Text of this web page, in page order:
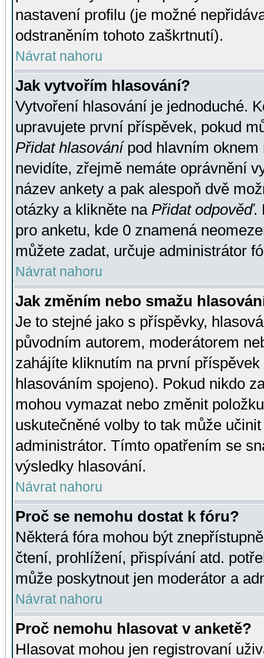
nastavení profilu (je možné
odstraněním tohoto zaškrtnutí).
Návrat nahoru
Jak vytvořím hlasování?
Vytvoření hlasování je jednoduché.
upravujete první příspěvek, pokud
Přidat hlasovánípod hlavním oknem
nevidíte, zřejmě nemáte oprávnění
název ankety a pak alespoň dvě
otázky a klikněte na Přidat odpověď.
pro anketu, kde 0 znamená
můžete zadat, určuje administrátor
Návrat nahoru
Jak změním nebo smažu
Je to stejné jako s příspěvky,
původním autorem, moderátorem
zahájíte kliknutím na první
hlasováním spojeno). Pokud nikdo
mohou vymazat nebo změnit
uskutečněné volby to tak může
administrátor. Tímto opatřením se
výsledky hlasování.
Návrat nahoru
Proč se nemohu dostat k fóru?
Některá fóra mohou být
čtení, prohlížení, přispívání atd.
může poskytnout jen moderátor a
Návrat nahoru
Proč nemohu hlasovat v anketě?
Hlasovat mohou jen registrovaní